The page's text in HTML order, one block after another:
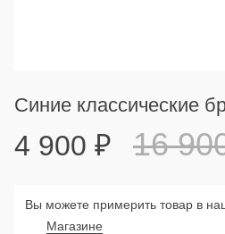
Синие классические
4 900 ₽ 16
Вы можете примерить товар в
Магазине